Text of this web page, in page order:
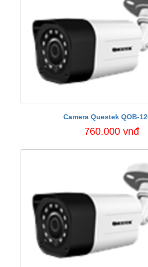
Camera Questek QOB-
760.000 vnđ